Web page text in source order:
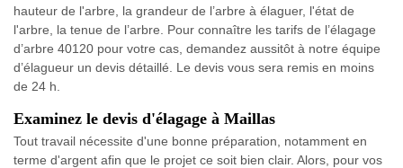
hauteur de l'arbre, la grandeur de l’arbre à élaguer, l'état de
l'arbre, la tenue de l’arbre. Pour connaître les tarifs de l’élagage
d’arbre 40120 pour votre cas, demandez aussitôt à notre équipe
d’élagueur un devis détaillé. Le devis vous sera remis en moins
de 24 h.
Examinez le devis d'élagage à Maillas
Tout travail nécessite d'une bonne préparation, notamment en
terme d'argent afin que le projet ce soit bien clair. Alors, pour vos